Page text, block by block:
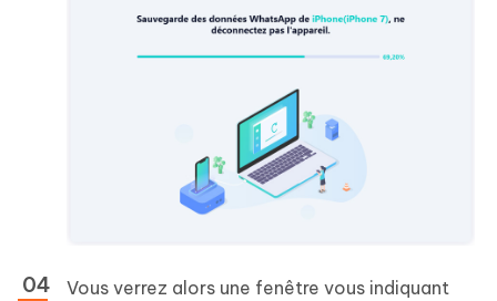
Vous verrez alors une fenêtre vous indiquant